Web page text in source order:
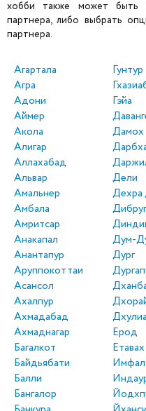
хобби также может быть
партнера, либо выбрать
партнера.
Агартала
Агра
Адони
Аймер
Акола
Алигар
Аллахабад
Альвар
Амальнер
Амбала
Амритсар
Анакапал
Анантапур
Аруппокоттаи
Асансол
Ахалпур
Ахмадабад
Ахмаднагар
Багалкот
Байдьябати
Балли
Бангалор
Гунтур
Гэйа
Дамох
Дели
Дехра
Дум-
Дург
Дхулиа
Ерод
Етавах
Имфал